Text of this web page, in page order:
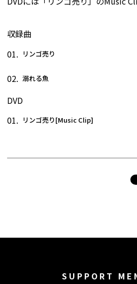
収録曲
01. リンゴ売り
02. 溺れる魚
DVD
01. リンゴ売り[Music Clip]
SUPPORT